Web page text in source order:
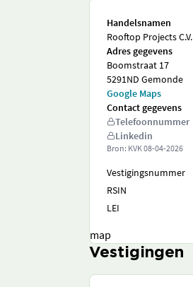
Handelsnamen
Rooftop Projects C.V.
Adres gegevens
Boomstraat 17
5291ND Gemonde
Google Maps
Contact gegevens
Telefoonnummer
Linkedin
Bron: KVK08-04-2026
Vestigingsnummer
RSIN
LEI
map
Vestigingen